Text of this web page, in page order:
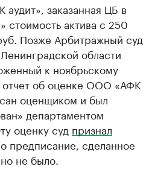
заказанная ЦБ в
стоимость актива с 250
Позже Арбитражный суд
области
к ноябрьскому
об оценке ООО «АФК
оценщиком и был
департаментом
оценку суд признал
предписание, сделанное
не было.